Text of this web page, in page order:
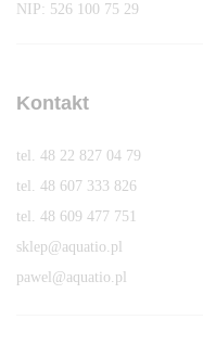
NIP: 526 100 75 29
Kontakt
tel. 48 22 827 04 79
tel. 48 607 333 826
tel. 48 609 477 751
sklep@aquatio.pl
pawel@aquatio.p